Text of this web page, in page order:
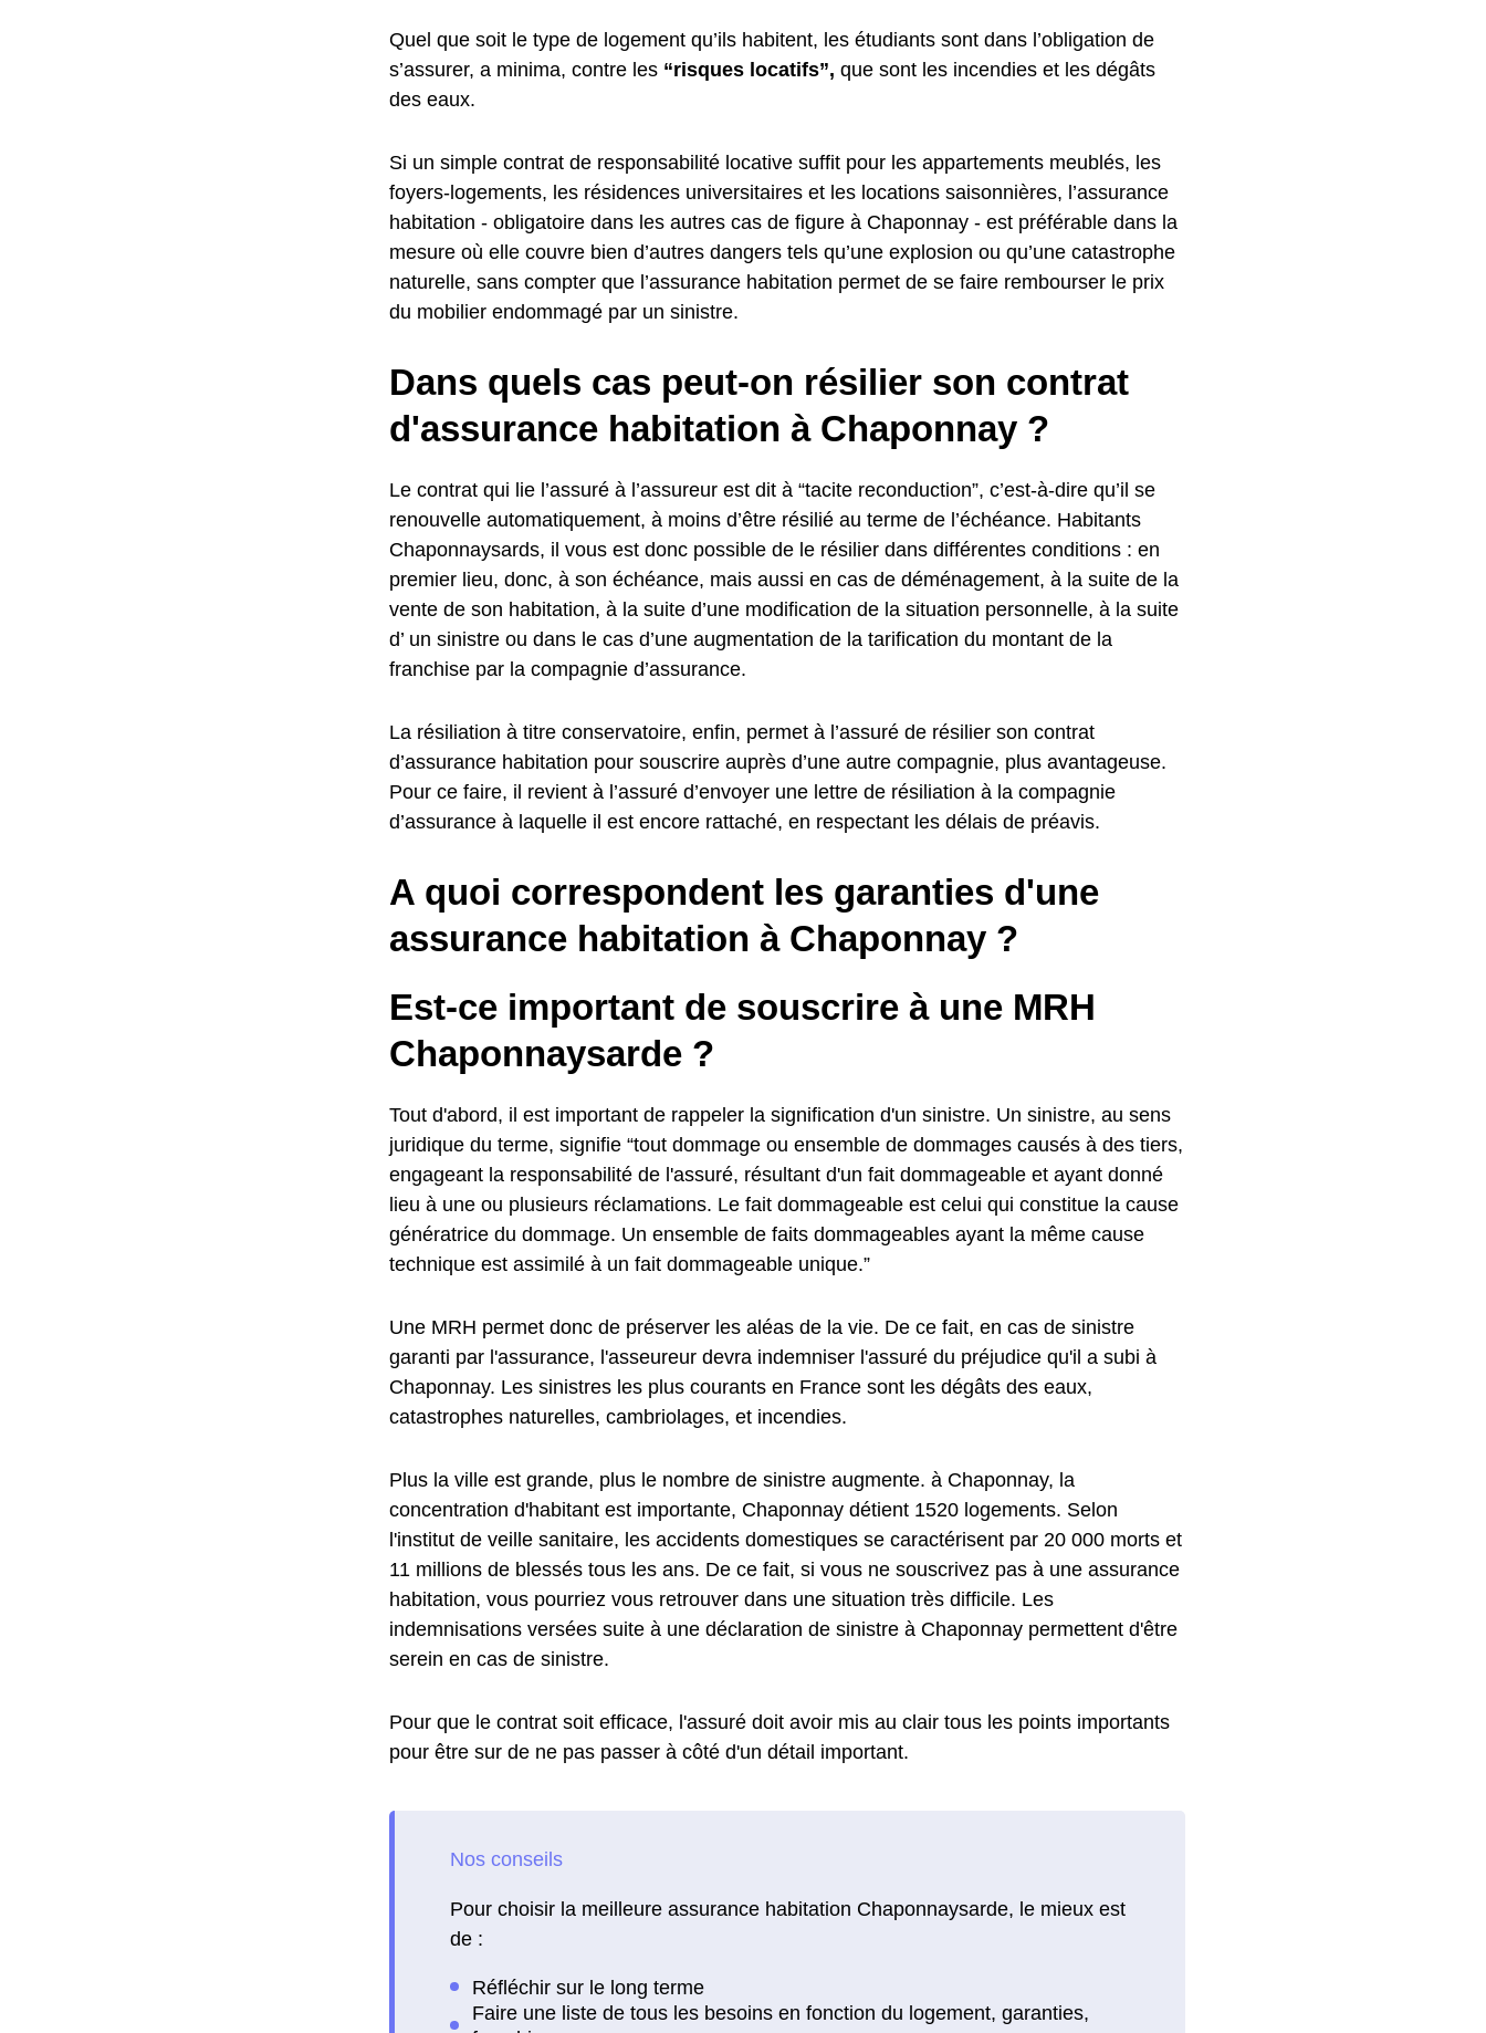
Quel que soit le type de logement qu’ils habitent, les étudiants sont dans l’obligation de
s’assurer, a minima, contre les “risques locatifs”, que sont les incendies et les dégâts
des eaux.
Si un simple contrat de responsabilité locative suffit pour les appartements meublés, les
foyers-logements, les résidences universitaires et les locations saisonnières, l’assurance
habitation - obligatoire dans les autres cas de figure à Chaponnay - est préférable dans la
mesure où elle couvre bien d’autres dangers tels qu’une explosion ou qu’une catastrophe
naturelle, sans compter que l’assurance habitation permet de se faire rembourser le prix
du mobilier endommagé par un sinistre.
Dans quels cas peut-on résilier son contrat
d'assurance habitation à Chaponnay ?
Le contrat qui lie l’assuré à l’assureur est dit à “tacite reconduction”, c’est-à-dire qu’il se
renouvelle automatiquement, à moins d’être résilié au terme de l’échéance. Habitants
Chaponnaysards, il vous est donc possible de le résilier dans différentes conditions : en
premier lieu, donc, à son échéance, mais aussi en cas de déménagement, à la suite de la
vente de son habitation, à la suite d’une modification de la situation personnelle, à la suite
d’ un sinistre ou dans le cas d’une augmentation de la tarification du montant de la
franchise par la compagnie d’assurance.
La résiliation à titre conservatoire, enfin, permet à l’assuré de résilier son contrat
d’assurance habitation pour souscrire auprès d’une autre compagnie, plus avantageuse.
Pour ce faire, il revient à l’assuré d’envoyer une lettre de résiliation à la compagnie
d’assurance à laquelle il est encore rattaché, en respectant les délais de préavis.
A quoi correspondent les garanties d'une
assurance habitation à Chaponnay ?
Est-ce important de souscrire à une MRH
Chaponnaysarde ?
Tout d'abord, il est important de rappeler la signification d'un sinistre. Un sinistre, au sens
juridique du terme, signifie “tout dommage ou ensemble de dommages causés à des tiers,
engageant la responsabilité de l'assuré, résultant d'un fait dommageable et ayant donné
lieu à une ou plusieurs réclamations. Le fait dommageable est celui qui constitue la cause
génératrice du dommage. Un ensemble de faits dommageables ayant la même cause
technique est assimilé à un fait dommageable unique.”
Une MRH permet donc de préserver les aléas de la vie. De ce fait, en cas de sinistre
garanti par l'assurance, l'asseureur devra indemniser l'assuré du préjudice qu'il a subi à
Chaponnay. Les sinistres les plus courants en France sont les dégâts des eaux,
catastrophes naturelles, cambriolages, et incendies.
Plus la ville est grande, plus le nombre de sinistre augmente. à Chaponnay, la
concentration d'habitant est importante, Chaponnay détient 1520 logements. Selon
l'institut de veille sanitaire, les accidents domestiques se caractérisent par 20 000 morts et
11 millions de blessés tous les ans. De ce fait, si vous ne souscrivez pas à une assurance
habitation, vous pourriez vous retrouver dans une situation très difficile. Les
indemnisations versées suite à une déclaration de sinistre à Chaponnay permettent d'être
serein en cas de sinistre.
Pour que le contrat soit efficace, l'assuré doit avoir mis au clair tous les points importants
pour être sur de ne pas passer à côté d'un détail important.
Pour choisir la meilleure assurance habitation Chaponnaysarde, le mieux est
de :